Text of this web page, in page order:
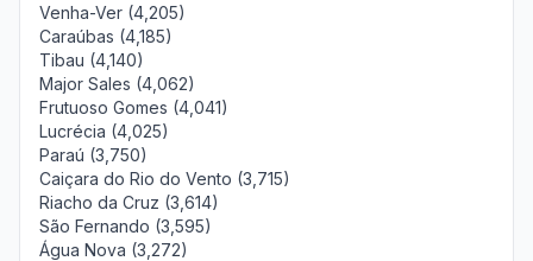
Venha-Ver (4,205)
Caraúbas (4,185)
Tibau (4,140)
Major Sales (4,062)
Frutuoso Gomes (4,041)
Lucrécia (4,025)
Paraú (3,750)
Caiçara do Rio do Vento (3,715)
Riacho da Cruz (3,614)
São Fernando (3,595)
Água Nova (3,272)